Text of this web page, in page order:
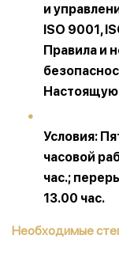
и
ISO 9001,
Правила и
Условия:
часовой
час.;
13.00 час.
Необходимые